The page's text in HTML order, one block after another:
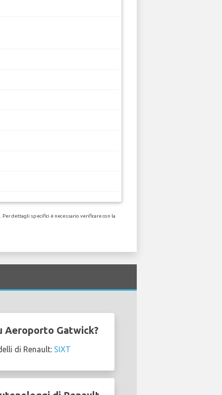
dettagli specifici è necessario verificare con la
Aeroporto Gatwick?
di Renault: SIXT